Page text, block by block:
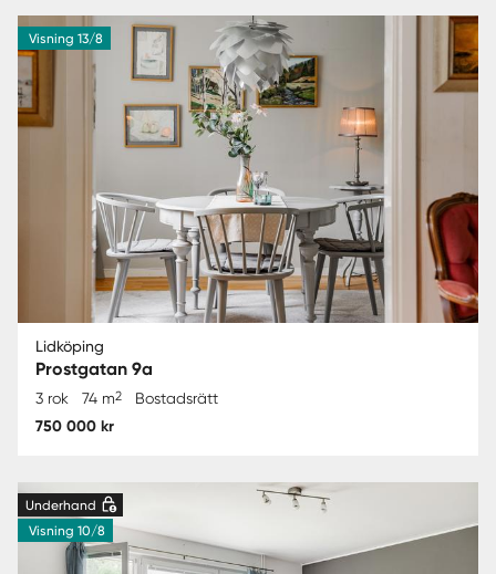
Visning 13/8
Lidköping
Prostgatan 9a
3 rok 74 m2 Bostadsrätt
750 000 kr
Underhand
Visning 10/8